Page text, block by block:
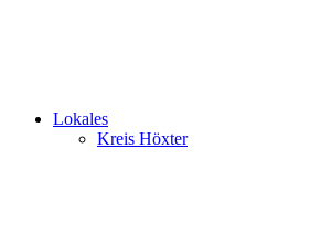
Lokales
Kreis Höxter